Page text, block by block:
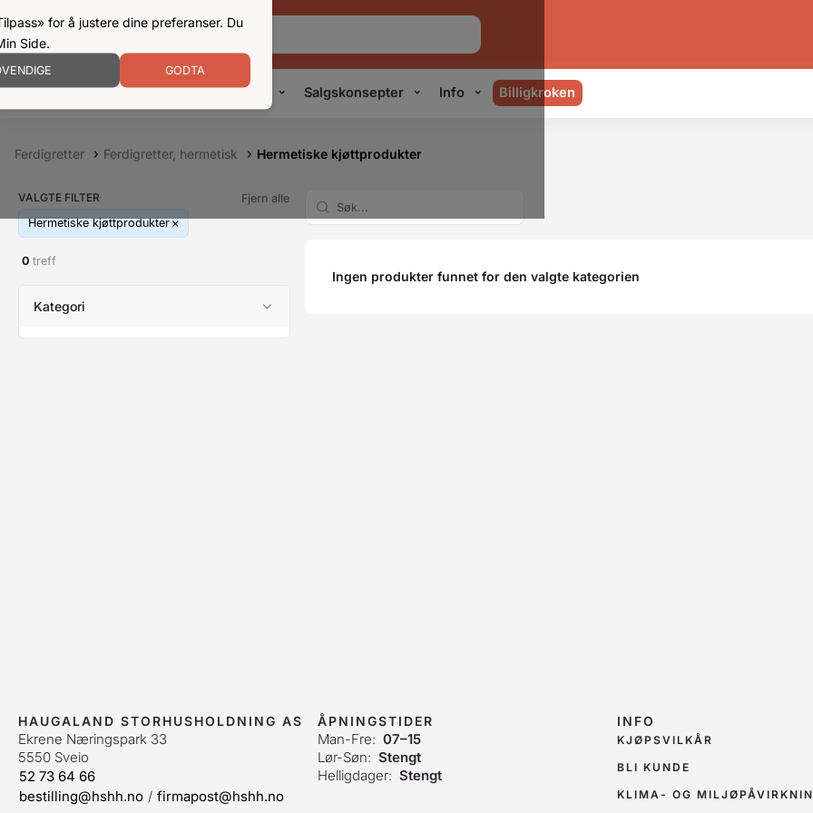
for å justere dine preferanser. Du
Side.
GODTA
Kampanjer Produkter Konsepter Salgskonsepter Info Billigkroken
Ferdigretter Ferdigretter, hermetisk Hermetiske kjøttprodukter
VALGTE FILTER
Fjern alle
Hermetiske kjøttprodukter
0 treff
Kategori
Ingen produkter funnet for den valgte kategorien
HAUGALAND STORHUSHOLDNING AS
Ekrene Næringspark 33
5550 Sveio
52 73 64 66
bestilling@hshh.no / firmapost@hshh.no
ÅPNINGSTIDER
Man-Fre: 07–15
Lør-Søn: Stengt
Helligdager: Stengt
INFO
KJØPSVILKÅR
BLI KUNDE
KLIMA- OG